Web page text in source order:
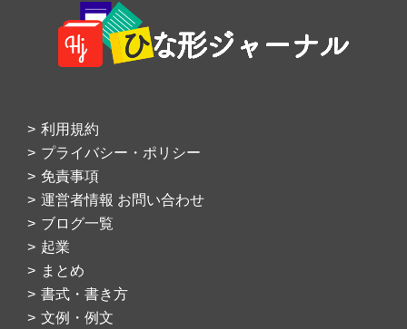
Footer
利用規約
プライバシー・ポリシー
免責事項
運営者情報 お問い合わせ
ブログ一覧
起業
まとめ
書式・書き方
文例・例文